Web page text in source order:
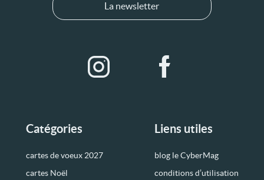
Catégories
cartes de voeux 2027
cartes Noël
Liens utiles
blog le CyberMag
conditions d’utilisation
La newsletter